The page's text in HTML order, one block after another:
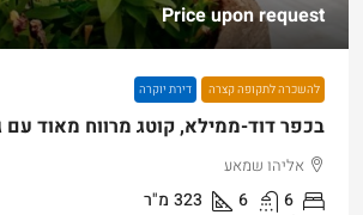
Price upon request
להשכרה לתקופה קצרה דירת יוקרה
בכפר דוד-ממילא, קוטג מרווח מאוד עם
אליהו שמאע
6
6
323 מ"ר